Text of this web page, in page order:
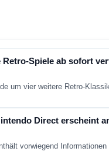
Spiele ab sofort
um vier weitere Retro-
Direct erscheint
vorwiegend